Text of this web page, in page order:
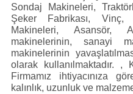
Sondaj Makineleri,
Şeker Fabrikası, Vinç,
Makineleri, Asansör,
makinelerinin, sanayi
makinelerinin
olarak kullanılmaktadır. ,
Firmamız ihtiyacınıza
kalınlık, uzunluk ve